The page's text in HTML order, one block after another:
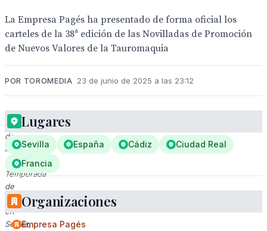
La Empresa Pagés ha presentado de forma oficial los
carteles de la 38ª edición de las Novilladas de Promoción
de Nuevos Valores de la Tauromaquia
POR TOROMEDIA 23 de junio de 2025 a las 23:12
Presentación
de
la
52ª
Temporada
de
Toros
en
Sevilla,
Lugares
Sevilla España Cádiz
Ciudad Real
Francia
Organizaciones
Empresa Pagés